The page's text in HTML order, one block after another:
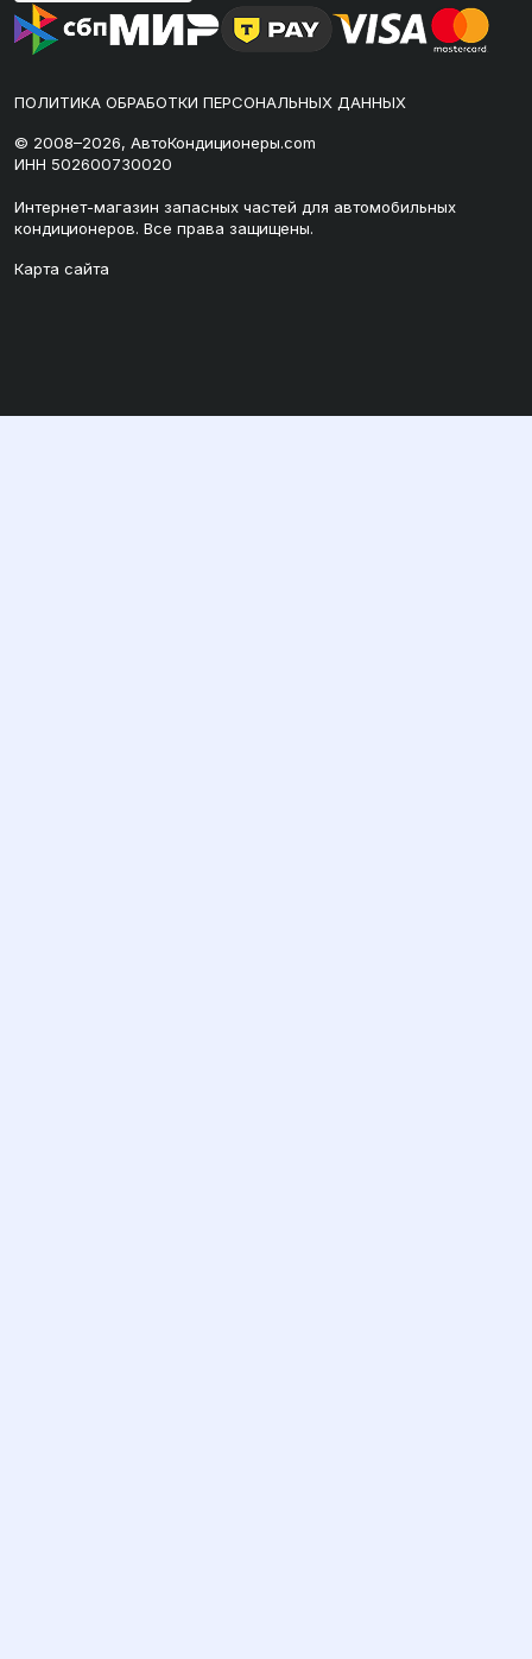
ПОЛИТИКА ОБРАБОТКИ ПЕРСОНАЛЬНЫХ ДАННЫХ
© 2008–2026, АвтоКондиционеры.com
ИНН 502600730020
Интернет-магазин запасных частей для автомобильных
кондиционеров. Все права защищены.
Карта сайта